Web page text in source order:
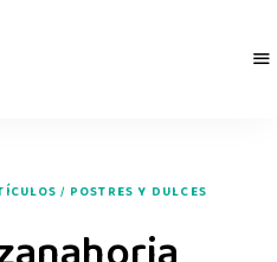
/ POSTRES Y DULCES